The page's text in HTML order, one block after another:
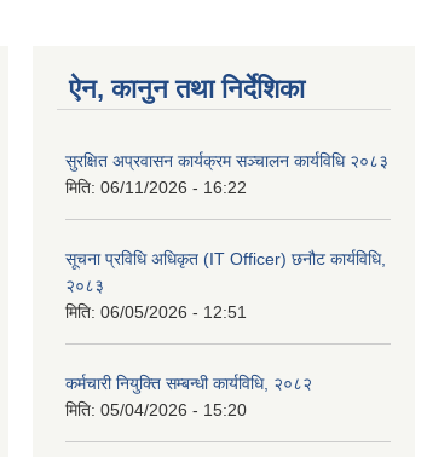
ऐन, कानुन तथा निर्देशिका
सुरक्षित अप्रवासन कार्यक्रम सञ्चालन कार्यविधि २०८३
मिति: 06/11/2026 - 16:22
सूचना प्रविधि अधिकृत (IT Officer) छनौट कार्यविधि,
२०८३
मिति: 06/05/2026 - 12:51
कर्मचारी नियुक्ति सम्बन्धी कार्यविधि, २०८२
मिति: 05/04/2026 - 15:20